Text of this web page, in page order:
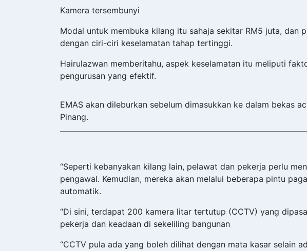
Kamera tersembunyi
Modal untuk membuka kilang itu sahaja sekitar RM5 juta, dan
dengan ciri-ciri keselamatan tahap tertinggi.
Hairulazwan memberitahu, aspek keselamatan itu meliputi
pengurusan yang efektif.
EMAS akan dileburkan sebelum dimasukkan ke dalam bekas
Pinang.
“Seperti kebanyakan kilang lain, pelawat dan pekerja perlu
pengawal. Kemudian, mereka akan melalui beberapa pintu
automatik.
“Di sini, terdapat 200 kamera litar tertutup (CCTV) yang
pekerja dan keadaan di sekeliling bangunan
“CCTV pula ada yang boleh dilihat dengan mata kasar selain